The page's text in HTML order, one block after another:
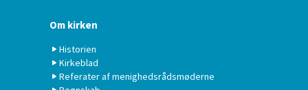
Om kirken
Historien
Kirkeblad
Referater af menighedsrådsmøderne